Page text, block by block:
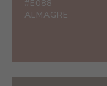
#E088
ALMAGRE